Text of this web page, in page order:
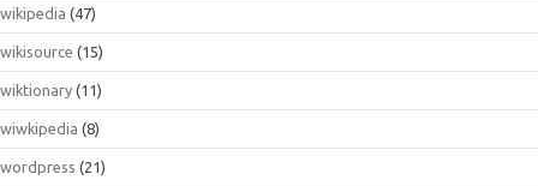
wikipedia (47)
wikisource (15)
wiktionary (11)
wiwkipedia (8)
wordpress (21)